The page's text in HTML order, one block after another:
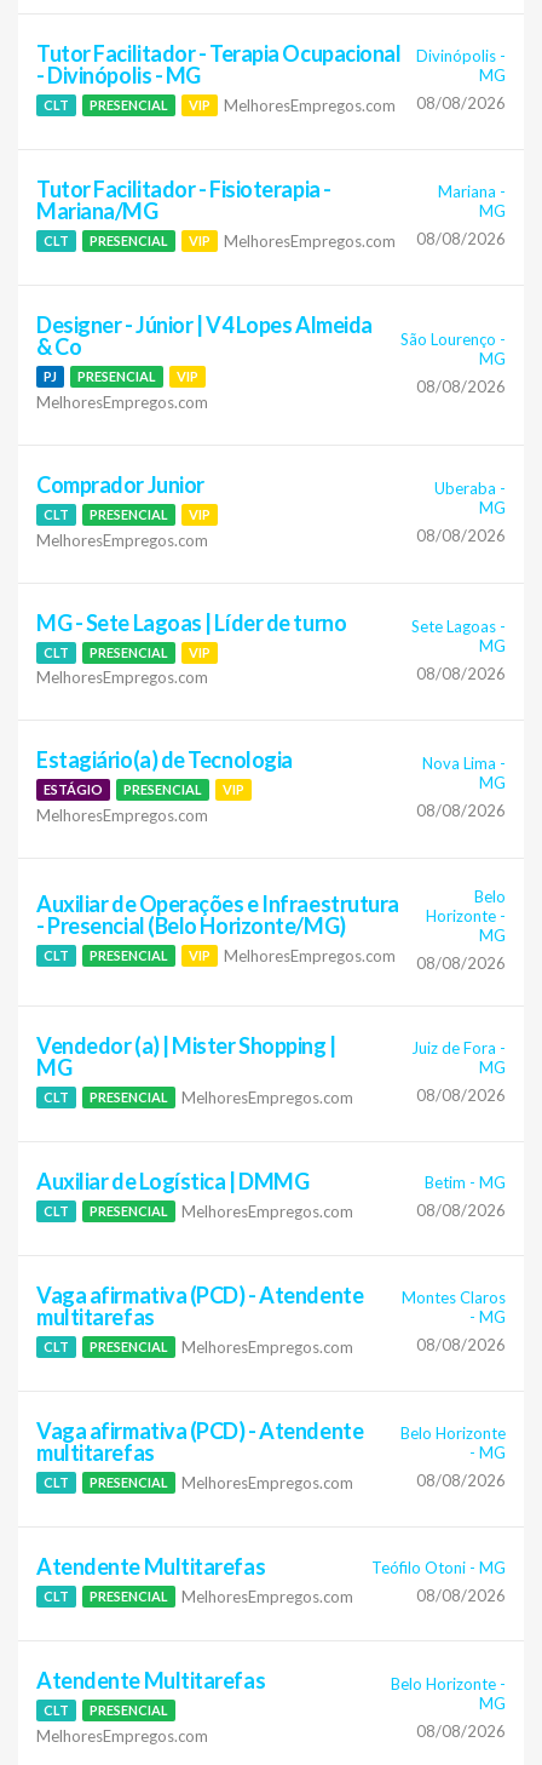
Tutor Facilitador - Terapia Ocupacional
- Divinópolis - MG
CLT PRESENCIAL VIP MelhoresEmpregos.com
Divinópolis -
MG
08/08/2026
Tutor Facilitador - Fisioterapia -
Mariana/MG
CLT PRESENCIAL VIP MelhoresEmpregos.com
Mariana -
MG
08/08/2026
Designer - Júnior | V4 Lopes Almeida
& Co
PJ PRESENCIAL VIP
MelhoresEmpregos.com
São Lourenço -
MG
08/08/2026
Comprador Junior
CLT PRESENCIAL VIP
MelhoresEmpregos.com
Uberaba -
MG
08/08/2026
MG - Sete Lagoas | Líder de turno
CLT PRESENCIAL VIP
MelhoresEmpregos.com
Sete Lagoas -
MG
08/08/2026
Estagiário(a) de Tecnologia
ESTÁGIO PRESENCIAL VIP
MelhoresEmpregos.com
Nova Lima -
MG
08/08/2026
Auxiliar de Operações e Infraestrutura
- Presencial (Belo Horizonte/MG)
CLT PRESENCIAL VIP MelhoresEmpregos.com
Belo
Horizonte -
MG
08/08/2026
Vendedor (a) | Mister Shopping |
MG
CLT PRESENCIAL MelhoresEmpregos.com
Juiz de Fora -
MG
08/08/2026
Auxiliar de Logística | DMMG
CLT PRESENCIAL MelhoresEmpregos.com
Betim - MG
08/08/2026
Vaga afirmativa (PCD) - Atendente
multitarefas
CLT PRESENCIAL MelhoresEmpregos.com
Montes Claros
- MG
08/08/2026
Vaga afirmativa (PCD) - Atendente
multitarefas
CLT PRESENCIAL MelhoresEmpregos.com
Belo Horizonte
- MG
08/08/2026
Atendente Multitarefas
CLT PRESENCIAL MelhoresEmpregos.com
Teófilo Otoni - MG
08/08/2026
Atendente Multitarefas
CLT PRESENCIAL
MelhoresEmpregos.com
Belo Horizonte -
MG
08/08/2026